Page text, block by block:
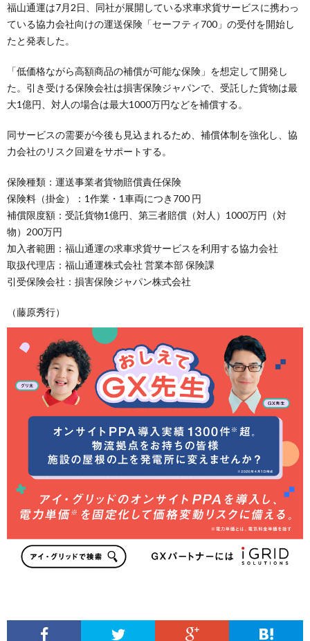
福山通運は7月2日、同社が展開している求車求貨サービスに携わっ
ている協力会社向けの運送保険「セーフティ700」の受付を開始し
たと発表した。
「低価格ながら高額商品の補償が可能な保険」を想定して開発し
た。引き受ける保険会社は損害保険ジャパンで、受託した貨物は最
大1億円、対人の場合は最大1000万円などを補償する。
同サービスの需要が今後も見込まれるため、補償体制を強化し、協
力会社のリスク回避をサポートする。
保険種類：運送事業者貨物賠償責任保険
保険料（掛金）：1作業・1車両につき700 円
補償限度額：受託貨物1億円、第三者賠償（対人）1000万円（対
物）200万円
加入者範囲：福山通運の求車求貨サービスを利用する協力会社
取扱代理店：福山通運株式会社 営業本部 保険課
引受保険会社：損害保険ジャパン株式会社
（藤原秀行）